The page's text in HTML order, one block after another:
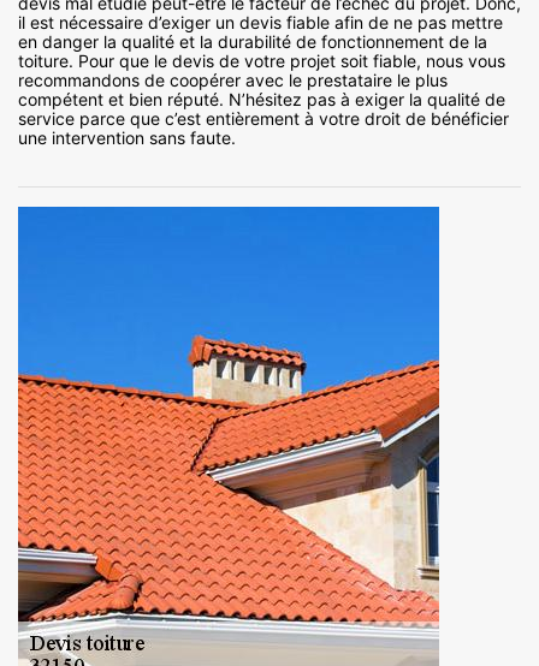
il est nécessaire d’exiger un devis fiable afin de ne pas mettre
en danger la qualité et la durabilité de fonctionnement de la
toiture. Pour que le devis de votre projet soit fiable, nous vous
recommandons de coopérer avec le prestataire le plus
compétent et bien réputé. N’hésitez pas à exiger la qualité de
service parce que c’est entièrement à votre droit de bénéficier
une intervention sans faute.